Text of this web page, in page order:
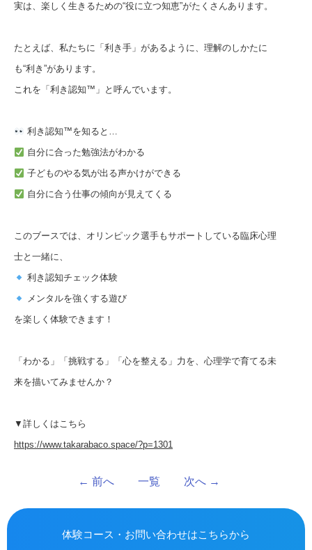
実は、楽しく生きるための“役に立つ知恵”がたくさんあります。
たとえば、私たちに「利き手」があるように、理解のしかたに
も“利き”があります。
これを「利き認知™」と呼んでいます。
利き認知™を知ると…
自分に合った勉強法がわかる
子どものやる気が出る声かけができる
自分に合う仕事の傾向が見えてくる
このブースでは、オリンピック選手もサポートしている臨床心理
士と一緒に、
利き認知チェック体験
メンタルを強くする遊び
を楽しく体験できます！
「わかる」「挑戦する」「心を整える」力を、心理学で育てる未
来を描いてみませんか？
▼詳しくはこちら
https://www.takarabaco.space/?p=1301
← 前へ 一覧 次へ →
体験コース・お問い合わせはこちらから